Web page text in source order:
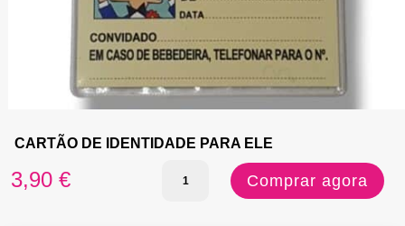
CARTÃO DE IDENTIDADE PARA ELE
3,90 €
Quantidade Comprar agora